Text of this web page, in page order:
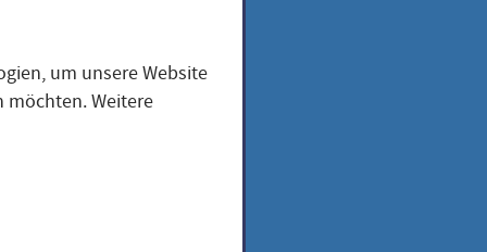
um unsere Website
möchten. Weitere